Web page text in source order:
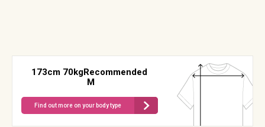
173cm 70kgRecommended
M
Find out more on your body type